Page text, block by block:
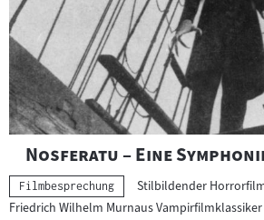
e
r
e
b
n
s
s
e
"
Nosferatu – Eine
Kategorie:
Filmbesprechung
Stilbildender
Friedrich Wilhelm Murnaus Vampirfilmklassiker